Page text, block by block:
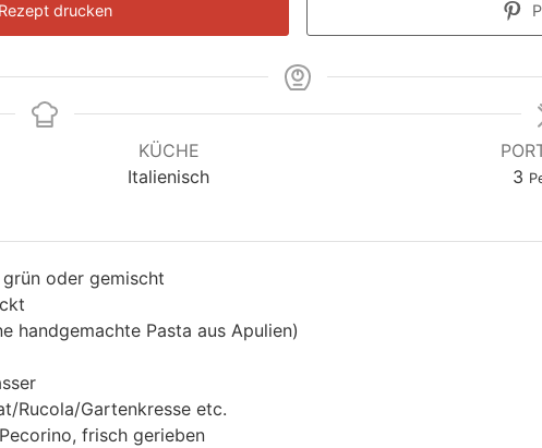
Rezept drucken
KÜCHE
Italienisch
3
oder gemischt
handgemachte Pasta aus Apulien)
Rucola/Gartenkresse etc.
frisch gerieben